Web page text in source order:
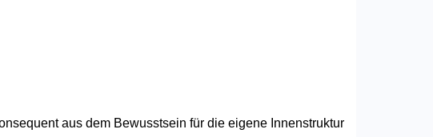
aus dem Bewusstsein für die eigene Innenstruktur